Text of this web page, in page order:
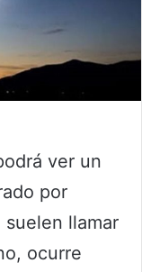
ver un
por
suelen llamar
ocurre